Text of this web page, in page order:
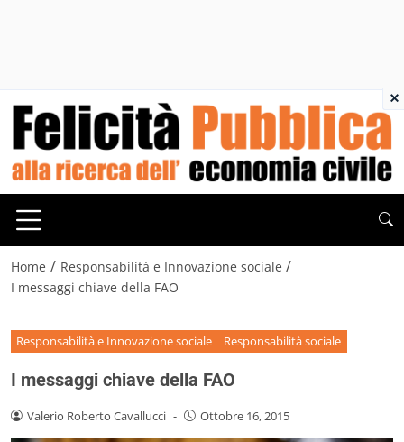
Home / Responsabilità e Innovazione sociale /
I messaggi chiave della FAO
Responsabilità e Innovazione sociale Responsabilità sociale
I messaggi chiave della FAO
Valerio Roberto Cavallucci - Ottobre 16, 2015
×